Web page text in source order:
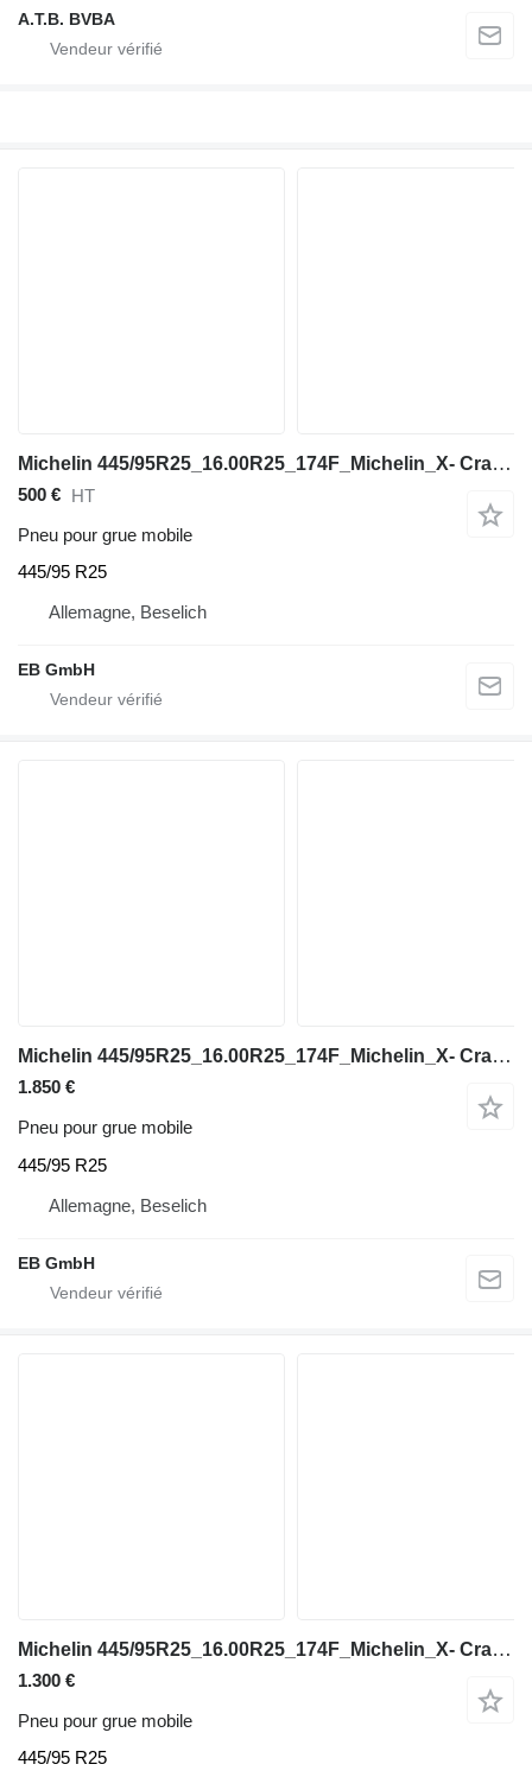
A.T.B. BVBA
Michelin 445/95R25_16.00R25_174F_Michelin_X- Crane AT_TL_MPT_Kranreifen
500 € HT
Pneu pour grue mobile
445/95 R25
Allemagne, Beselich
EB GmbH
Michelin 445/95R25_16.00R25_174F_Michelin_X- Crane+_Kranreifen_Mobilkran_
1.850 €
Pneu pour grue mobile
445/95 R25
Allemagne, Beselich
EB GmbH
Michelin 445/95R25_16.00R25_174F_Michelin_X- Crane AT_TL_MPT_Kranreifen
1.300 €
Pneu pour grue mobile
445/95 R25